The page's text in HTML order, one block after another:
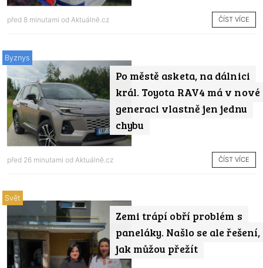
před 8 minutami od Aktuálně.cz ČÍST VÍCE
Po městě asketa, na dálnici
král. Toyota RAV4 má v nové
generaci vlastně jen jednu
chybu
Byznys
před 26 minutami od Aktuálně.cz ČÍST VÍCE
Zemi trápí obří problém s
paneláky. Našlo se ale řešení,
jak můžou přežít
Svět